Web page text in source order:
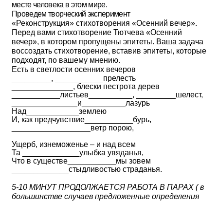
месте человека в этом мире.
Проведем творческий эксперимент
«Реконструкция» стихотворения «Осенний вечер».
Перед вами стихотворение Тютчева «Осенний
вечер», в котором пропущены эпитеты. Ваша задача
воссоздать стихотворение, вставив эпитеты, которые
подходят, по вашему мнению.
Есть в светлости осенних вечеров
_________, ___________прелесть
______________, блески пестрота дерев
___________листьев__________, _________шелест,
_______________и__________лазурь
Над____________землею
И, как предчувствие___________бурь,
__________________ветр порою,
Ущерб, изнеможенье – и над всем
Та _____________улыбка увяданья,
Что в существе___________мы зовем
_____________стыдливостью страданья.
5-10 МИНУТ ПРОДОЛЖАЕТСЯ РАБОТА В ПАРАХ ( в
большинстве случаев предложенные определения